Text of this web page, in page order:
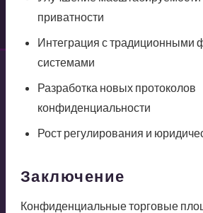
приватности
Интеграция с традиционными
системами
Разработка новых протоколов
конфиденциальности
Рост регулирования и
Заключение
Конфиденциальные торговые